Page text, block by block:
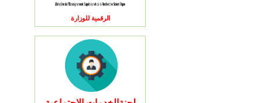
الرقمية للوزارة